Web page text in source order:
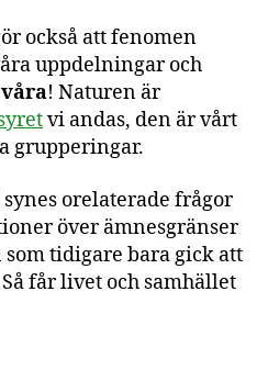
också att fenomen
uppdelningar och
våra! Naturen är
vi andas, den är vårt
grupperingar.
orelaterade frågor
över ämnesgränser
tidigare bara gick att
får livet och samhället